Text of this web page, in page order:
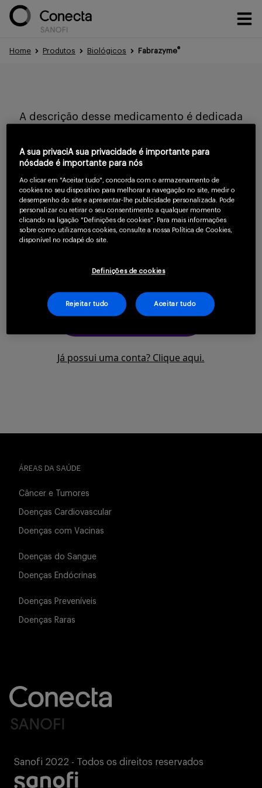
Eventos
Portfólio
Sobre
Buscar
Home Produtos Biológicos Fabrazyme®
A descrição desse medicamento é dedicada
Evite a automedicação, procure um médico.
Para continuar
lendo confirme
que você é um
saúde.
CLIQUE AQUI PARA SE
Já possui uma conta? Clique aqui.
ÁREAS DA SAÚDE
Câncer e Tumores
Doenças Cardiovascular
Doenças com Vacinas
Doenças do Sangue
Doenças Endócrinas
Doenças Preveníveis
Doenças Raras
Sanofi 2022 - Todos os direitos reservados
A sua privaciA sua privacidade é importante para
nósdade é importante para nós
Ao clicar em "Aceitar tudo", concorda com o armazenamento de
cookies no seu dispositivo para melhorar a navegação no site, medir o
desempenho do site e apresentar-lhe publicidade personalizada. Pode
personalizar ou retirar o seu consentimento a qualquer momento
clicando na ligação "Definições de cookies". Para mais informações
sobre como utilizamos cookies, consulte a nossa Política de Cookies,
disponível no rodapé do site.
Definições de cookies
Rejeitar tudo Aceitar tudo